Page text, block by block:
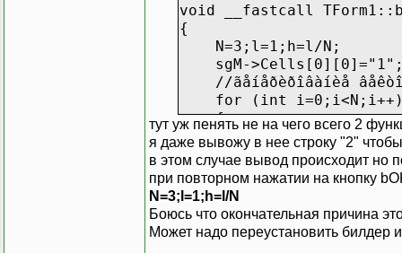
void __fastcall
{
N=3;l=1;h=l/N;
sgM-
//ãåíåðèðîâàíèå
for (int
{
a[i]=1; c[i]=1;
}
a[0]=0; c[N-1]=0;
BFvar();
// âûâîä â èíòåðôåéñ
for (int
{
тут уж пенять не на чего всего 2
я даже вывожу в нее строку "2"
в этом случае вывод происходит но
при повторном нажатии на кнопку
N=3;l=1;h=l/N
Боюсь что окончательная причина
Может надо переустановить билдер